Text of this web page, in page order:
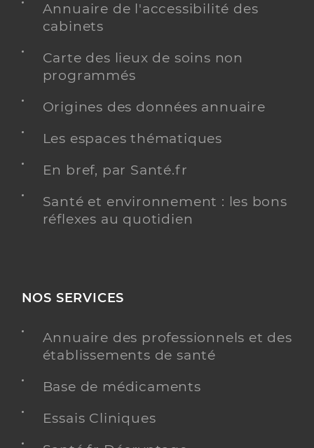
Annuaire de l'accessibilité des
cabinets
Carte des lieux de soins non
programmés
Origines des données annuaire
Les espaces thématiques
En bref, par Santé.fr
Santé et environnement : les bons
réflexes au quotidien
NOS SERVICES
Annuaire des professionnels et des
établissements de santé
Base de médicaments
Essais Cliniques